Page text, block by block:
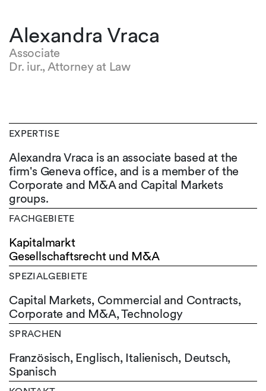
Alexandra Vraca
Associate
Dr. iur., Attorney at Law
EXPERTISE
Alexandra Vraca is an associate based at the
firm's Geneva office, and is a member of the
Corporate and M&A and Capital Markets
groups.
FACHGEBIETE
Kapitalmarkt
Gesellschaftsrecht und M&A
SPEZIALGEBIETE
Capital Markets, Commercial and Contracts,
Corporate and M&A, Technology
SPRACHEN
Französisch, Englisch, Italienisch, Deutsch,
Spanisch